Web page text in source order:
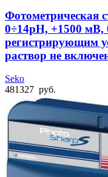
Фотометрическая
0÷14pH, +1500 мВ,
регистрирующим
раствор не
Seko
481327 руб.